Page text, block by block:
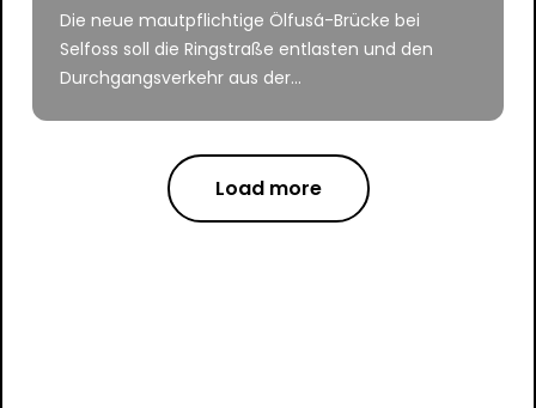
Die neue mautpflichtige Ölfusá-Brücke bei
Selfoss soll die Ringstraße entlasten und den
Durchgangsverkehr aus der...
Load more